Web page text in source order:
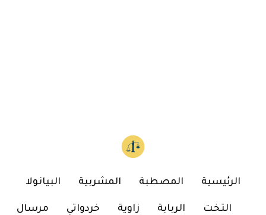
الرئيسية المصطبة المشربية البيانولا
التخت الربابة زاوية خردواتي مرسال